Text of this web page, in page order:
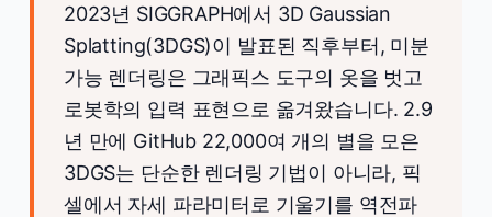
2023년 SIGGRAPH에서 3D Gaussian
Splatting(3DGS)이 발표된 직후부터, 미분
가능 렌더링은 그래픽스 도구의 옷을 벗고
로봇학의 입력 표현으로 옮겨왔습니다. 2.9
년 만에 GitHub 22,000여 개의 별을 모은
3DGS는 단순한 렌더링 기법이 아니라, 픽
셀에서 자세 파라미터로 기울기를 역전파